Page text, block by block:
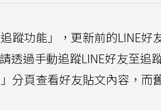
蹤功能」，更新前的LINE好
透過手動追蹤LINE好友至追
分頁查看好友貼文內容，而